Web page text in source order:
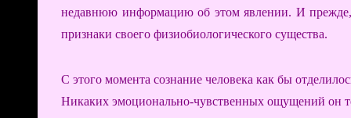
недавнюю информацию об этом явлении. И прежде,
признаки своего физиобиологического существа.
С этого момента сознание человека как бы
Никаких эмоционально-чувственных ощущений он